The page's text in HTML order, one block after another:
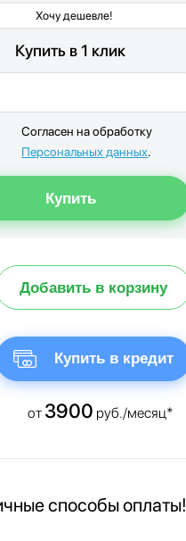
Хочу дешевле!
Купить в 1 клик
Согласен на обработку
Персональных данных.
Добавить в корзину
Купить в кредит
от 3900 руб./месяц*
способы оплаты!